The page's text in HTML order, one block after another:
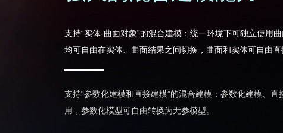
支持“实体-曲面对象”的混合建模：统一环境下可独立使用
均可自由在实体、曲面结果之间切换，曲面和实体可自由直
支持“参数化建模和直接建模”的混合建模：参数化建模、直
用，参数化模型可自由转换为无参模型。